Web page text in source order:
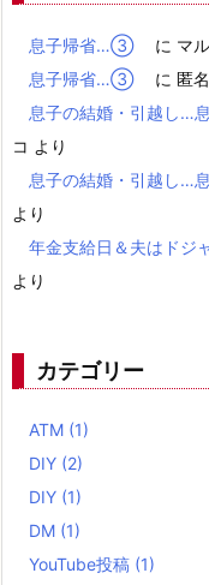
息子帰省…③ に マ
息子帰省…③
に 匿名
息子の結婚・引越し…
コ より
息子の結婚・引越し…
より
年金支給日＆夫はドジ
より
カテゴリー
ATM (1)
DIY (2)
DIY (1)
DM (1)
YouTube投稿 (1)